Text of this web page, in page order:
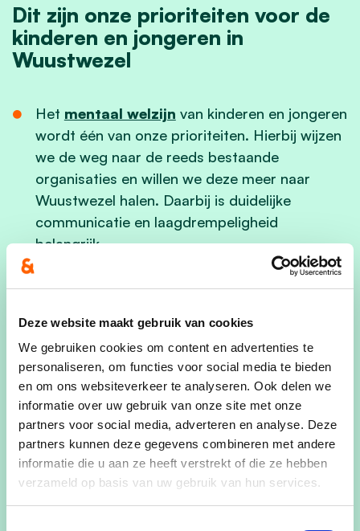
Deze website maakt gebruik van cookies
We gebruiken cookies om content en advertenties te
personaliseren, om functies voor social media te bieden
en om ons websiteverkeer te analyseren. Ook delen we
informatie over uw gebruik van onze site met onze
partners voor social media, adverteren en analyse. Deze
partners kunnen deze gegevens combineren met andere
informatie die u aan ze heeft verstrekt of die ze hebben
verzameld op basis van uw gebruik van hun services.
Dit zijn onze prioriteiten voor de
kinderen en jongeren in
Wuustwezel
Het mentaal welzijn van kinderen en jongeren
wordt één van onze prioriteiten. Hierbij wijzen
we de weg naar de reeds bestaande
organisaties en willen we deze meer naar
Wuustwezel halen. Daarbij is duidelijke
communicatie en laagdrempeligheid
belangrijk.
We gaan preventieve acties voeren om
maken. Het moet normaal zijn om erover
te spreken en iedereen moet de weg naar
hulporganisaties kennen.
Er worden gespreksmomenten ingelast
waarbij jongeren onder professionele
begeleiding info inwinnen en zich kunnen
uitspreken over actuele thema’s zoals
studiekeuze, arbeidsmarkt, verslavings-
problematieken zoals het gebruik van